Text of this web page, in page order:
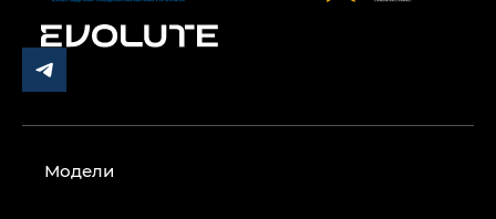
Модели